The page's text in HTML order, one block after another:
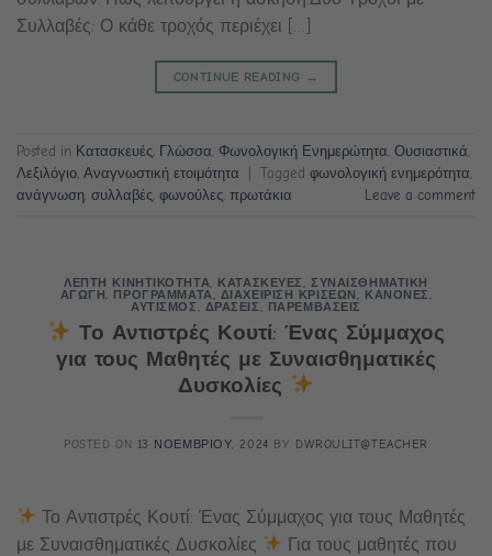
Συλλαβές: Ο κάθε τροχός περιέχει […]
CONTINUE READING →
Posted in Κατασκευές, Γλώσσα, Φωνολογική Ενημερώτητα, Ουσιαστικά,
Λεξιλόγιο, Αναγνωστική ετοιμότητα Tagged φωνολογική ενημερότητα,
ανάγνωση, συλλαβές, φωνούλες, πρωτάκια Leave a comment
ΛΕΠΤΗ ΚΙΝΗΤΙΚΟΤΗΤΑ, ΚΑΤΑΣΚΕΥΕΣ,ΣΥΝΑΙΣΘΗΜΑΤΙΚΗ
ΑΓΩΓΗ, ΠΡΟΓΡΑΜΜΑΤΑ, ΔΙΑΧΕΙΡΙΣΗ ΚΡΙΣΕΩΝ, ΚΑΝΟΝΕΣ,
ΑΥΤΙΣΜΟΣ, ΔΡΑΣΕΙΣ, ΠΑΡΕΜΒΑΣΕΙΣ
Το Αντιστρές Κουτί: Ένας Σύμμαχος
για τους Μαθητές με Συναισθηματικές
Δυσκολίες
POSTED ON 13 ΝΟΕΜΒΡΙΟΥ, 2024 BY DWROULIT@TEACHER
Το Αντιστρές Κουτί: Ένας Σύμμαχος για τους Μαθητές
με Συναισθηματικές Δυσκολίες
Για τους μαθητές που